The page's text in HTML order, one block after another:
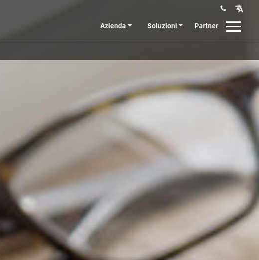
Azienda Soluzioni Partner